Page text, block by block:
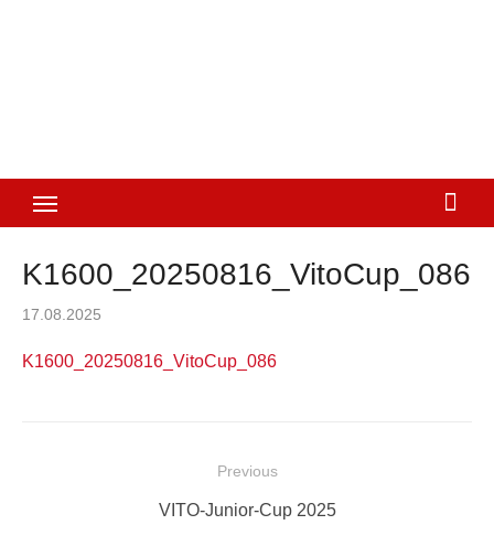
K1600_20250816_VitoCup_086
Posted
17.08.2025
K1600_20250816_VitoCup_086
Beitragsnavigation
Previous
Previous
VITO-Junior-Cup 2025